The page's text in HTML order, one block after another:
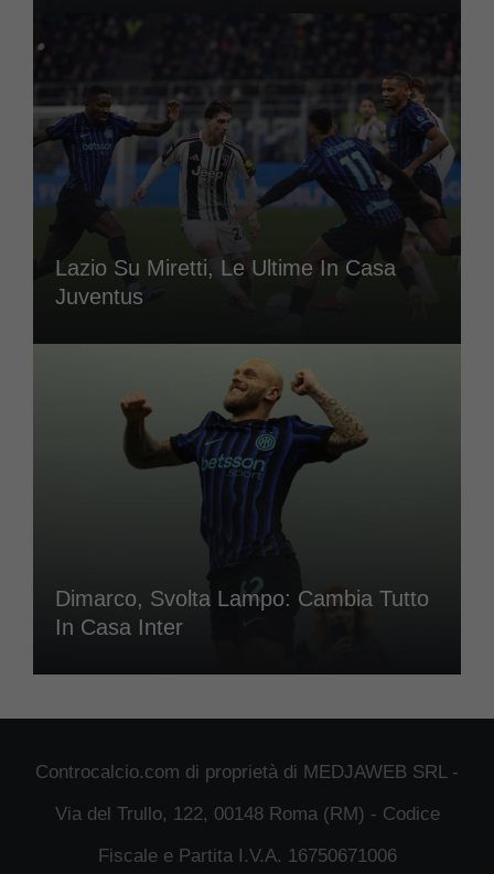
Lazio Su Miretti, Le Ultime In Casa
Juventus
Dimarco, Svolta Lampo: Cambia Tutto
In Casa Inter
Controcalcio.com di proprietà di MEDJAWEB SRL -
Via del Trullo, 122, 00148 Roma (RM) - Codice
Fiscale e Partita I.V.A. 16750671006